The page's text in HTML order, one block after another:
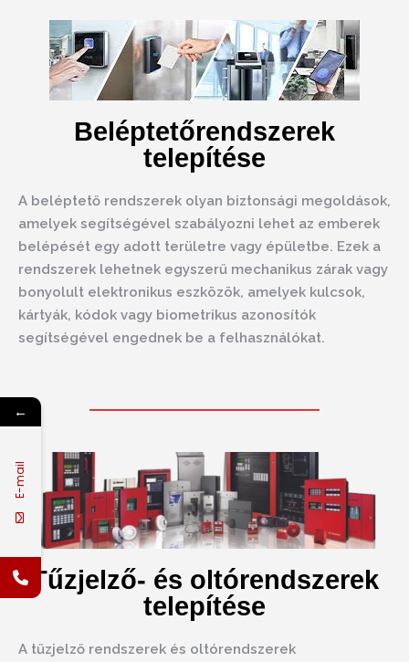
Beléptetőrendszerek
telepítése
A beléptető rendszerek olyan biztonsági megoldások,
amelyek segítségével szabályozni lehet az emberek
belépését egy adott területre vagy épületbe. Ezek a
rendszerek lehetnek egyszerű mechanikus zárak vagy
bonyolult elektronikus eszközök, amelyek kulcsok,
kártyák, kódok vagy biometrikus azonosítók
segítségével engednek be a felhasználókat.
Tűzjelző- és oltórendszerek
telepítése
A tűzjelző rendszerek és oltórendszerek
←
E-mail